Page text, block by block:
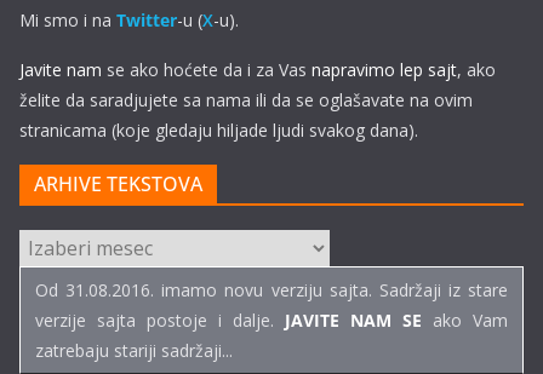
Mi smo i na Twitter-u (X-u).
Javite nam se ako hoćete da i za Vas napravimo lep sajt, ako
želite da saradjujete sa nama ili da se oglašavate na ovim
stranicama (koje gledaju hiljade ljudi svakog dana).
ARHIVE TEKSTOVA
ARHIVE
TEKSTOVA
Od 31.08.2016. imamo novu verziju sajta. Sadržaji iz stare
verzije sajta postoje i dalje. JAVITE NAM SE ako Vam
zatrebaju stariji sadržaji...